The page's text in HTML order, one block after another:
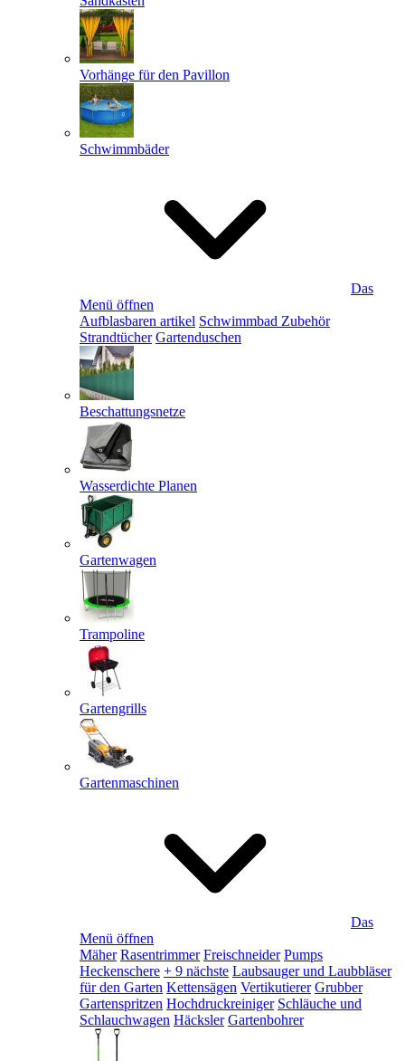
Vorhänge für den Pavillon
Schwimmbäder
Das
Menü öffnen
Aufblasbaren artikel Schwimmbad Zubehör
Strandtücher Gartenduschen
Beschattungsnetze
Wasserdichte Planen
Gartenwagen
Trampoline
Gartengrills
Gartenmaschinen
Das
Menü öffnen
Mäher Rasentrimmer Freischneider Pumps
Heckenschere + 9 nächste Laubsauger und Laubbläser
für den Garten Kettensägen Vertikutierer Grubber
Gartenspritzen Hochdruckreiniger Schläuche und
Schlauchwagen Häcksler Gartenbohrer